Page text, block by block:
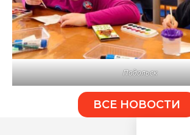
Подольск
ВСЕ НОВОСТИ